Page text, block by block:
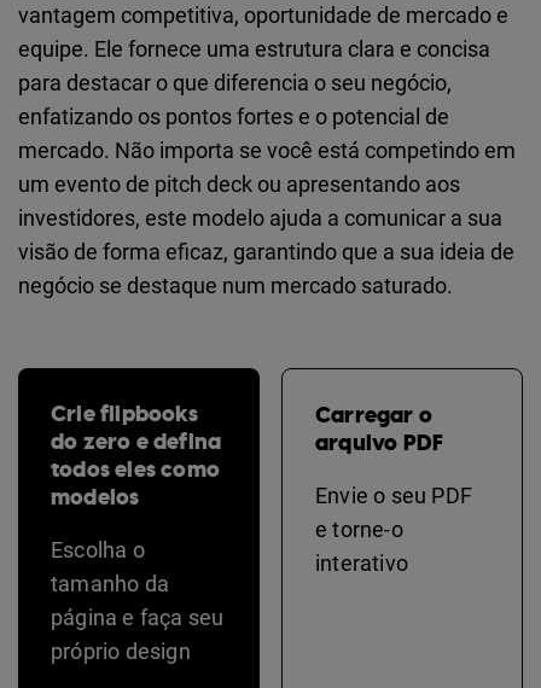
vantagem competitiva, oportunidade de mercado e
equipe. Ele fornece uma estrutura clara e concisa
para destacar o que diferencia o seu negócio,
enfatizando os pontos fortes e o potencial de
mercado. Não importa se você está competindo em
um evento de pitch deck ou apresentando aos
investidores, este modelo ajuda a comunicar a sua
visão de forma eficaz, garantindo que a sua ideia de
negócio se destaque num mercado saturado.
Crie flipbooks
do zero e defina
todos eles como
modelos
Escolha o
tamanho da
página e faça seu
próprio design
Carregar o
arquivo PDF
Envie o seu PDF
e torne-o
interativo